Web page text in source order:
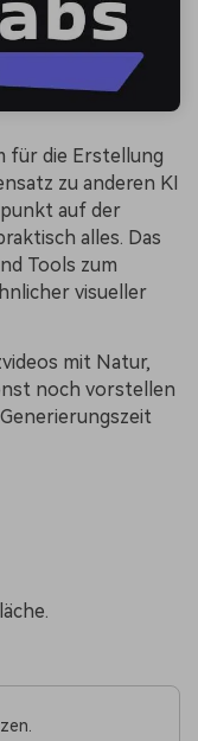
für die Erstellung
zu anderen KI
auf der
alles. Das
Tools zum
visueller
mit Natur,
noch vorstellen